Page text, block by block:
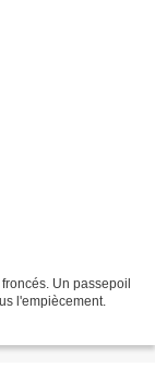
Un passepoil
l'empiècement.